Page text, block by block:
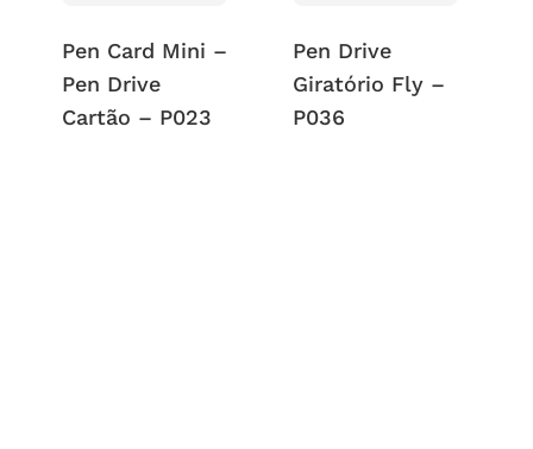
Pen Card Mini –
Pen Drive
Cartão – P023
Pen Drive
Giratório Fly –
P036